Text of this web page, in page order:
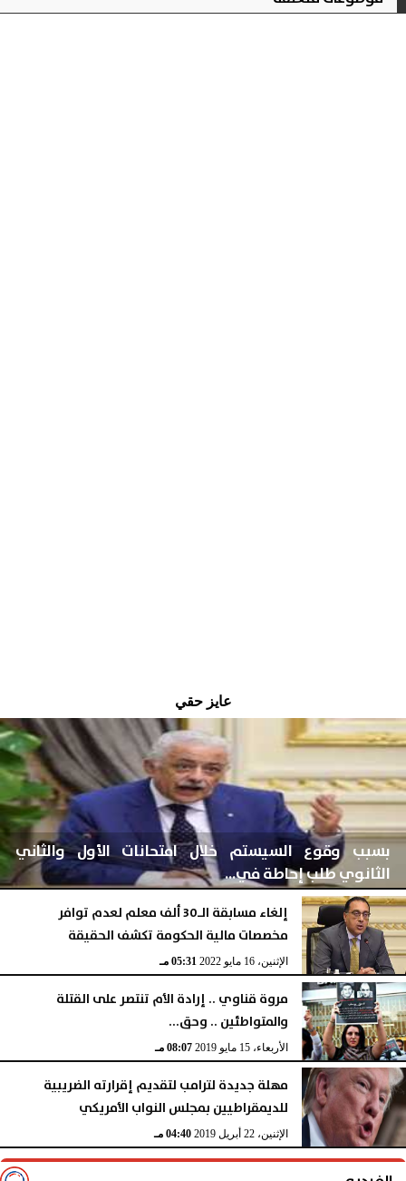
عايز حقي
بسبب وقوع السيستم خلال امتحانات الأول والثاني
الثانوي طلب إحاطة في...
الثلاثاء، 17 مايو 2022 01:44 مـ
إلغاء مسابقة الـ30 ألف معلم لعدم توافر
مخصصات مالية الحكومة تكشف الحقيقة
الإثنين، 16 مايو 2022 05:31 مـ
مروة قناوي .. إرادة الأم تنتصر على القتلة
والمتواطئين .. وحق...
الأربعاء، 15 مايو 2019 08:07 مـ
مهلة جديدة لترامب لتقديم إقرارته الضريبية
للديمقراطيين بمجلس النواب الأمريكي
الإثنين، 22 أبريل 2019 04:40 مـ